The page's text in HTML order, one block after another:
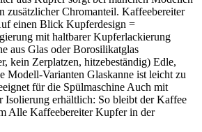
zusätzlicher Chromanteil. Kaffeebereiter
einen Blick Kupferdesign =
mit haltbarer Kupferlackierung
aus Glas oder Borosilikatglas
kein Zerplatzen, hitzebeständig) Edle,
Modell-Varianten Glaskanne ist leicht zu
für die Spülmaschine Auch mit
Isolierung erhältlich: So bleibt der Kaffee
Alle Kaffeebereiter Kupfer in der